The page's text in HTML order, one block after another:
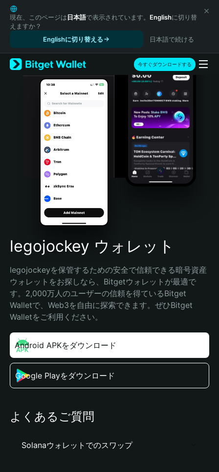
English
日本語
Tiếng Việt
Español (Latinoamérica)
Türkçe
Italiano
Português (Portugal)
Bahasa Indonesia
Português (Brasil)
Español (Argentina)
現在、このページは日本語で表示されています。 Englishに切り替
えますか？
Englishに切り替える
日本語で続ける
今すぐダウンロードする
legojockey ウォレット
legojockeyを保管するための安全で信頼できる暗号資産
ウォレットをお探しなら、Bitgetウォレットが最適で
す。2,000万人のユーザーの信頼を得ているBitget
Walletで、Web3を自由に探索できます。ぜひBitget
Walletをご利用ください。
Android APKをダウンロード
Google Playをダウンロード
よくあるご質問
Solanaウォレットでのスワップ